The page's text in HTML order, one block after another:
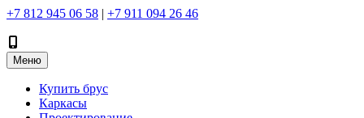
+7 812 945 06 58 | +7 911 094 26 46
Меню
Купить брус
Каркасы